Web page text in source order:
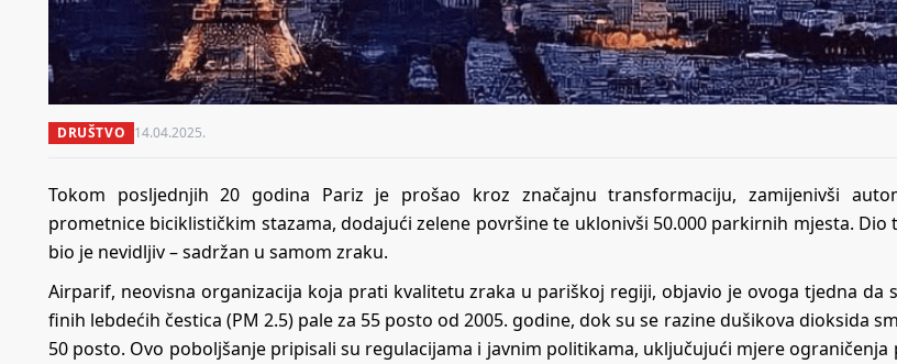
DRUŠTVO 14.04.2025.
Tokom posljednjih 20 godina Pariz je prošao kroz značajnu transformaciju, zamijenivši
prometnice biciklističkim stazama, dodajući zelene površine te uklonivši 50.000 parkirnih mjesta. Dio
bio je nevidljiv – sadržan u samom zraku.
Airparif, neovisna organizacija koja prati kvalitetu zraka u pariškoj regiji, objavio je ovoga tjedna da
finih lebdećih čestica (PM 2.5) pale za 55 posto od 2005. godine, dok su se razine dušikova dioksida
50 posto. Ovo poboljšanje pripisali su regulacijama i javnim politikama, uključujući mjere ograničenja